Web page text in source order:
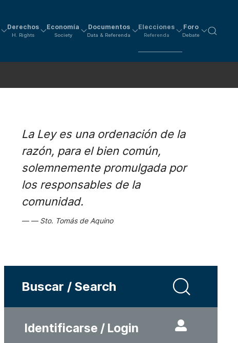
Derechos
H. Rights
Economía
Society
Documentos
Data & Referenda
Elecciones
Referenda
Foro
Debate
La Ley es una ordenación de la
razón, para el bien común,
solemnemente promulgada por
los responsables de la
comunidad.
Sto. Tomás de Aquino
Buscar / Search
Identificarse / Login